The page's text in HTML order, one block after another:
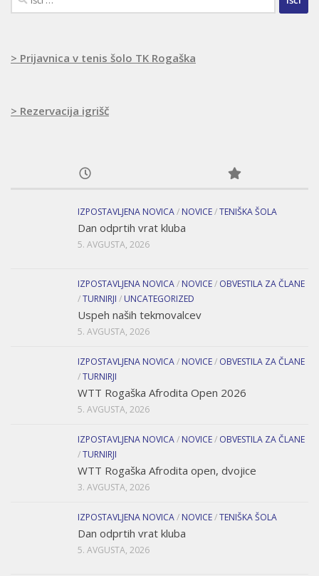
> Prijavnica v tenis šolo TK Rogaška
> Rezervacija igrišč
IZPOSTAVLJENA NOVICA/ NOVICE/TENIŠKA ŠOLA
Dan odprtih vrat kluba
5. AVGUSTA, 2026
IZPOSTAVLJENA NOVICA/ NOVICE/ OBVESTILA ZA ČLANE
/TURNIRJI / UNCATEGORIZED
Uspeh naših tekmovalcev
5. AVGUSTA, 2026
IZPOSTAVLJENA NOVICA/ NOVICE/ OBVESTILA ZA ČLANE
/TURNIRJI
WTT Rogaška Afrodita Open 2026
5. AVGUSTA, 2026
IZPOSTAVLJENA NOVICA/ NOVICE/ OBVESTILA ZA ČLANE
/TURNIRJI
WTT Rogaška Afrodita open, dvojice
3. AVGUSTA, 2026
IZPOSTAVLJENA NOVICA/ NOVICE/TENIŠKA ŠOLA
Dan odprtih vrat kluba
5. AVGUSTA, 2026